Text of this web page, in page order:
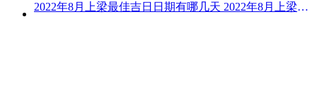
2022年8月上梁最佳吉日日期有哪几天 2022年8月上梁的黄道吉日